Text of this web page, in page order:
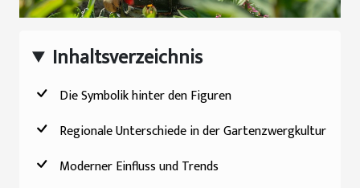
Inhaltsverzeichnis
Die Symbolik hinter den Figuren
Regionale Unterschiede in der Gartenzwergkultur
Moderner Einfluss und Trends